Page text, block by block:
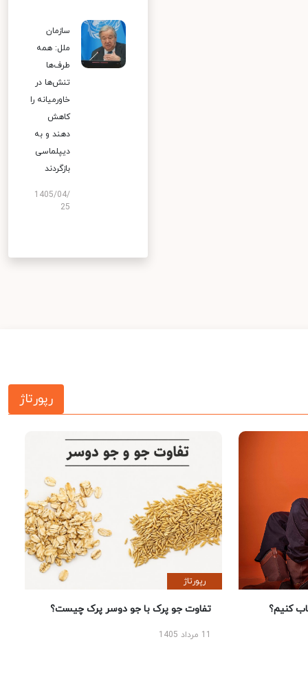
سازمان
ملل: همه
طرف‌ها
تنش‌ها در
خاورمیانه را
کاهش
دهند و به
دیپلماسی
بازگردند
1405/04/
25
رپورتاژ
کنیم؟
رپورتاژ
تفاوت جو پرک با جو دوسر پرک چیست؟